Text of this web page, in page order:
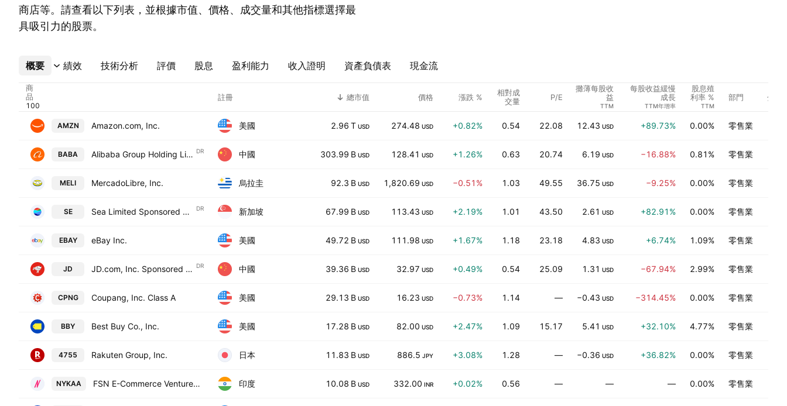
商店等。請查看以下列表，並根據市值、價格、成交量和其他指標選擇最
具吸引力的股票。
概要 績效 技術分析 評價 股息 盈利能力 收入證明 資產負債表 現金流
更多
商
品
註冊 總市值 價格 漲跌 %
相對成
交量
P/E
攤薄每股收
益
TTM
每股收益緩慢
成長
TTM年增率
股息殖
利率 %
TTM
部門 分析
AMZN Amazon.com, Inc. 美國 2.96 T USD 274.48 USD +0.82% 0.54 22.08 12.43 USD +89.73% 0.00% 零售業
BABA Alibaba Group Holding Limited Sponsored ADR DR 中國 303.99 B USD 128.41 USD +1.26% 0.63 20.74 6.19 USD −16.88% 0.81% 零售業
MELI MercadoLibre, Inc. 烏拉圭 92.3 B USD 1,820.69 USD −0.51% 1.03 49.55 36.75 USD −9.25% 0.00% 零售業
SE Sea Limited Sponsored ADR Class A DR 新加坡 67.99 B USD 113.43 USD +2.19% 1.01 43.50 2.61 USD +82.91% 0.00% 零售業
EBAY eBay Inc. 美國 49.72 B USD 111.98 USD +1.67% 1.18 23.18 4.83 USD +6.74% 1.09% 零售業
JD JD.com, Inc. Sponsored ADR Class A DR 中國 39.36 B USD 32.97 USD +0.49% 0.54 25.09 1.31 USD −67.94% 2.99% 零售業
CPNG Coupang, Inc. Class A 美國 29.13 B USD 16.23 USD −0.73% 1.14 — −0.43 USD −314.45% 0.00% 零售業
BBY Best Buy Co., Inc. 美國 17.28 B USD 82.00 USD +2.47% 1.09 15.17 5.41 USD +32.10% 4.77% 零售業
4755 Rakuten Group, Inc. 日本 11.83 B USD 886.5 JPY +3.08% 1.28 — −0.36 USD +36.82% 0.00% 零售業
NYKAA FSN E-Commerce Ventures Ltd. 印度 10.08 B USD 332.00 INR +0.02% 0.56 — — — 0.00% 零售業